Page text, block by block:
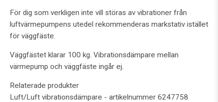
För dig som verkligen inte vill störas av vibrationer från
luftvärmepumpens utedel rekommenderas markstativ istället
för väggfäste.
Väggfästet klarar 100 kg. Vibrationsdämpare mellan
värmepump och väggfäste ingår ej.
Relaterade produkter
Luft/Luft vibrationsdämpare - artikelnummer 6247758